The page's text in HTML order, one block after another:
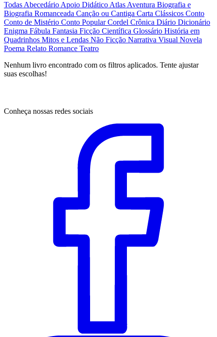
TodasAbecedárioApoio DidáticoAtlasAventura Biografia e
Biografia Romanceada Canção ou Cantiga Carta Clássicos Conto
Conto de Mistério Conto PopularCordel Crônica Diário Dicionário
Enigma Fábula Fantasia Ficção Científica Glossário História em
Quadrinhos Mitos e Lendas Não Ficção Narrativa Visual Novela
Poema Relato Romance Teatro
Nenhum livro encontrado com os filtros aplicados. Tente ajustar
suas escolhas!
Conheça nossas redes sociais